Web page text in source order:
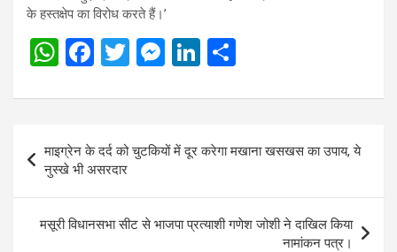
के हस्तक्षेप का विरोध करते हैं।’
W
at
s
A
p
p
F
ce
b
o
o
k
T
tt
er
M
se
n
g
er
Li
ke
dI
n
ar
navigation
माइग्रेन के दर्द को चुटकियों में दूर करेगा मखाना खसखस का उपाय, ये
नुस्खे भी असरदार
मसूरी विधानसभा सीट से भाजपा प्रत्याशी गणेश जोशी ने दाखिल किया
नामांकन पत्र।